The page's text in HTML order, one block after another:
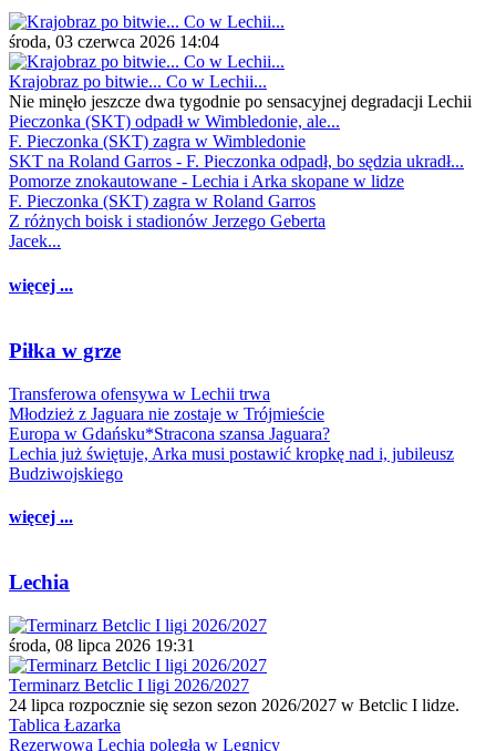
środa, 03 czerwca 2026 14:04
Krajobraz po bitwie... Co w Lechii...
Nie minęło jeszcze dwa tygodnie po sensacyjnej degradacji Lechii
Pieczonka (SKT) odpadł w Wimbledonie, ale...
F. Pieczonka (SKT) zagra w Wimbledonie
SKT na Roland Garros - F. Pieczonka odpadł, bo sędzia ukradł...
Pomorze znokautowane - Lechia i Arka skopane w lidze
F. Pieczonka (SKT) zagra w Roland Garros
Z różnych boisk i stadionów Jerzego Geberta
Jacek...
więcej ...
Piłka w grze
Transferowa ofensywa w Lechii trwa
Młodzież z Jaguara nie zostaje w Trójmieście
Europa w Gdańsku*Stracona szansa Jaguara?
Lechia już świętuje, Arka musi postawić kropkę nad i, jubileusz
Budziwojskiego
więcej ...
Lechia
środa, 08 lipca 2026 19:31
Terminarz Betclic I ligi 2026/2027
24 lipca rozpocznie się sezon sezon 2026/2027 w Betclic I lidze.
Tablica Łazarka
Rezerwowa Lechia poległa w Legnicy